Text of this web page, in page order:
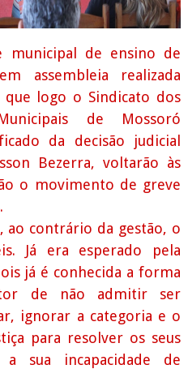
municipal de ensino de
assembleia realizada
que logo o Sindicato dos
de Mossoró
da decisão judicial
Bezerra, voltarão às
o movimento de greve
ao contrário da gestão, o
Já era esperado pela
já é conhecida a forma
de não admitir ser
ignorar a categoria e o
para resolver os seus
a sua incapacidade de